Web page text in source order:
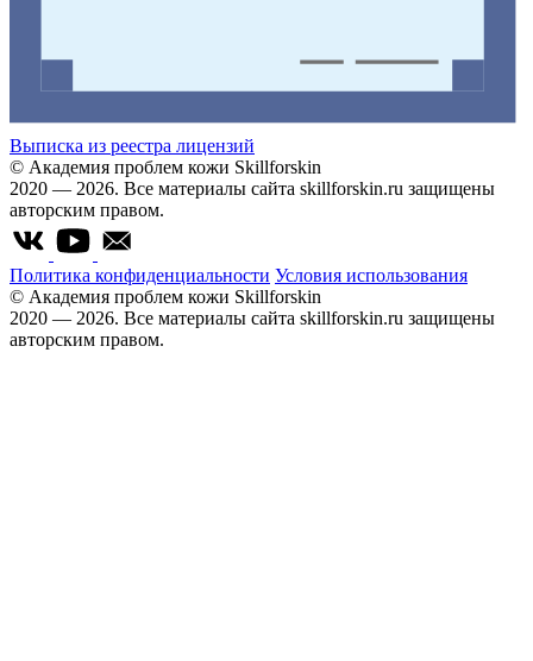
Выписка из реестра лицензий
© Академия проблем кожи Skillforskin
2020 — 2026. Все материалы сайта skillforskin.ru защищены
авторским правом.
Политика конфиденциальности Условия использования
© Академия проблем кожи Skillforskin
2020 — 2026. Все материалы сайта skillforskin.ru защищены
авторским правом.